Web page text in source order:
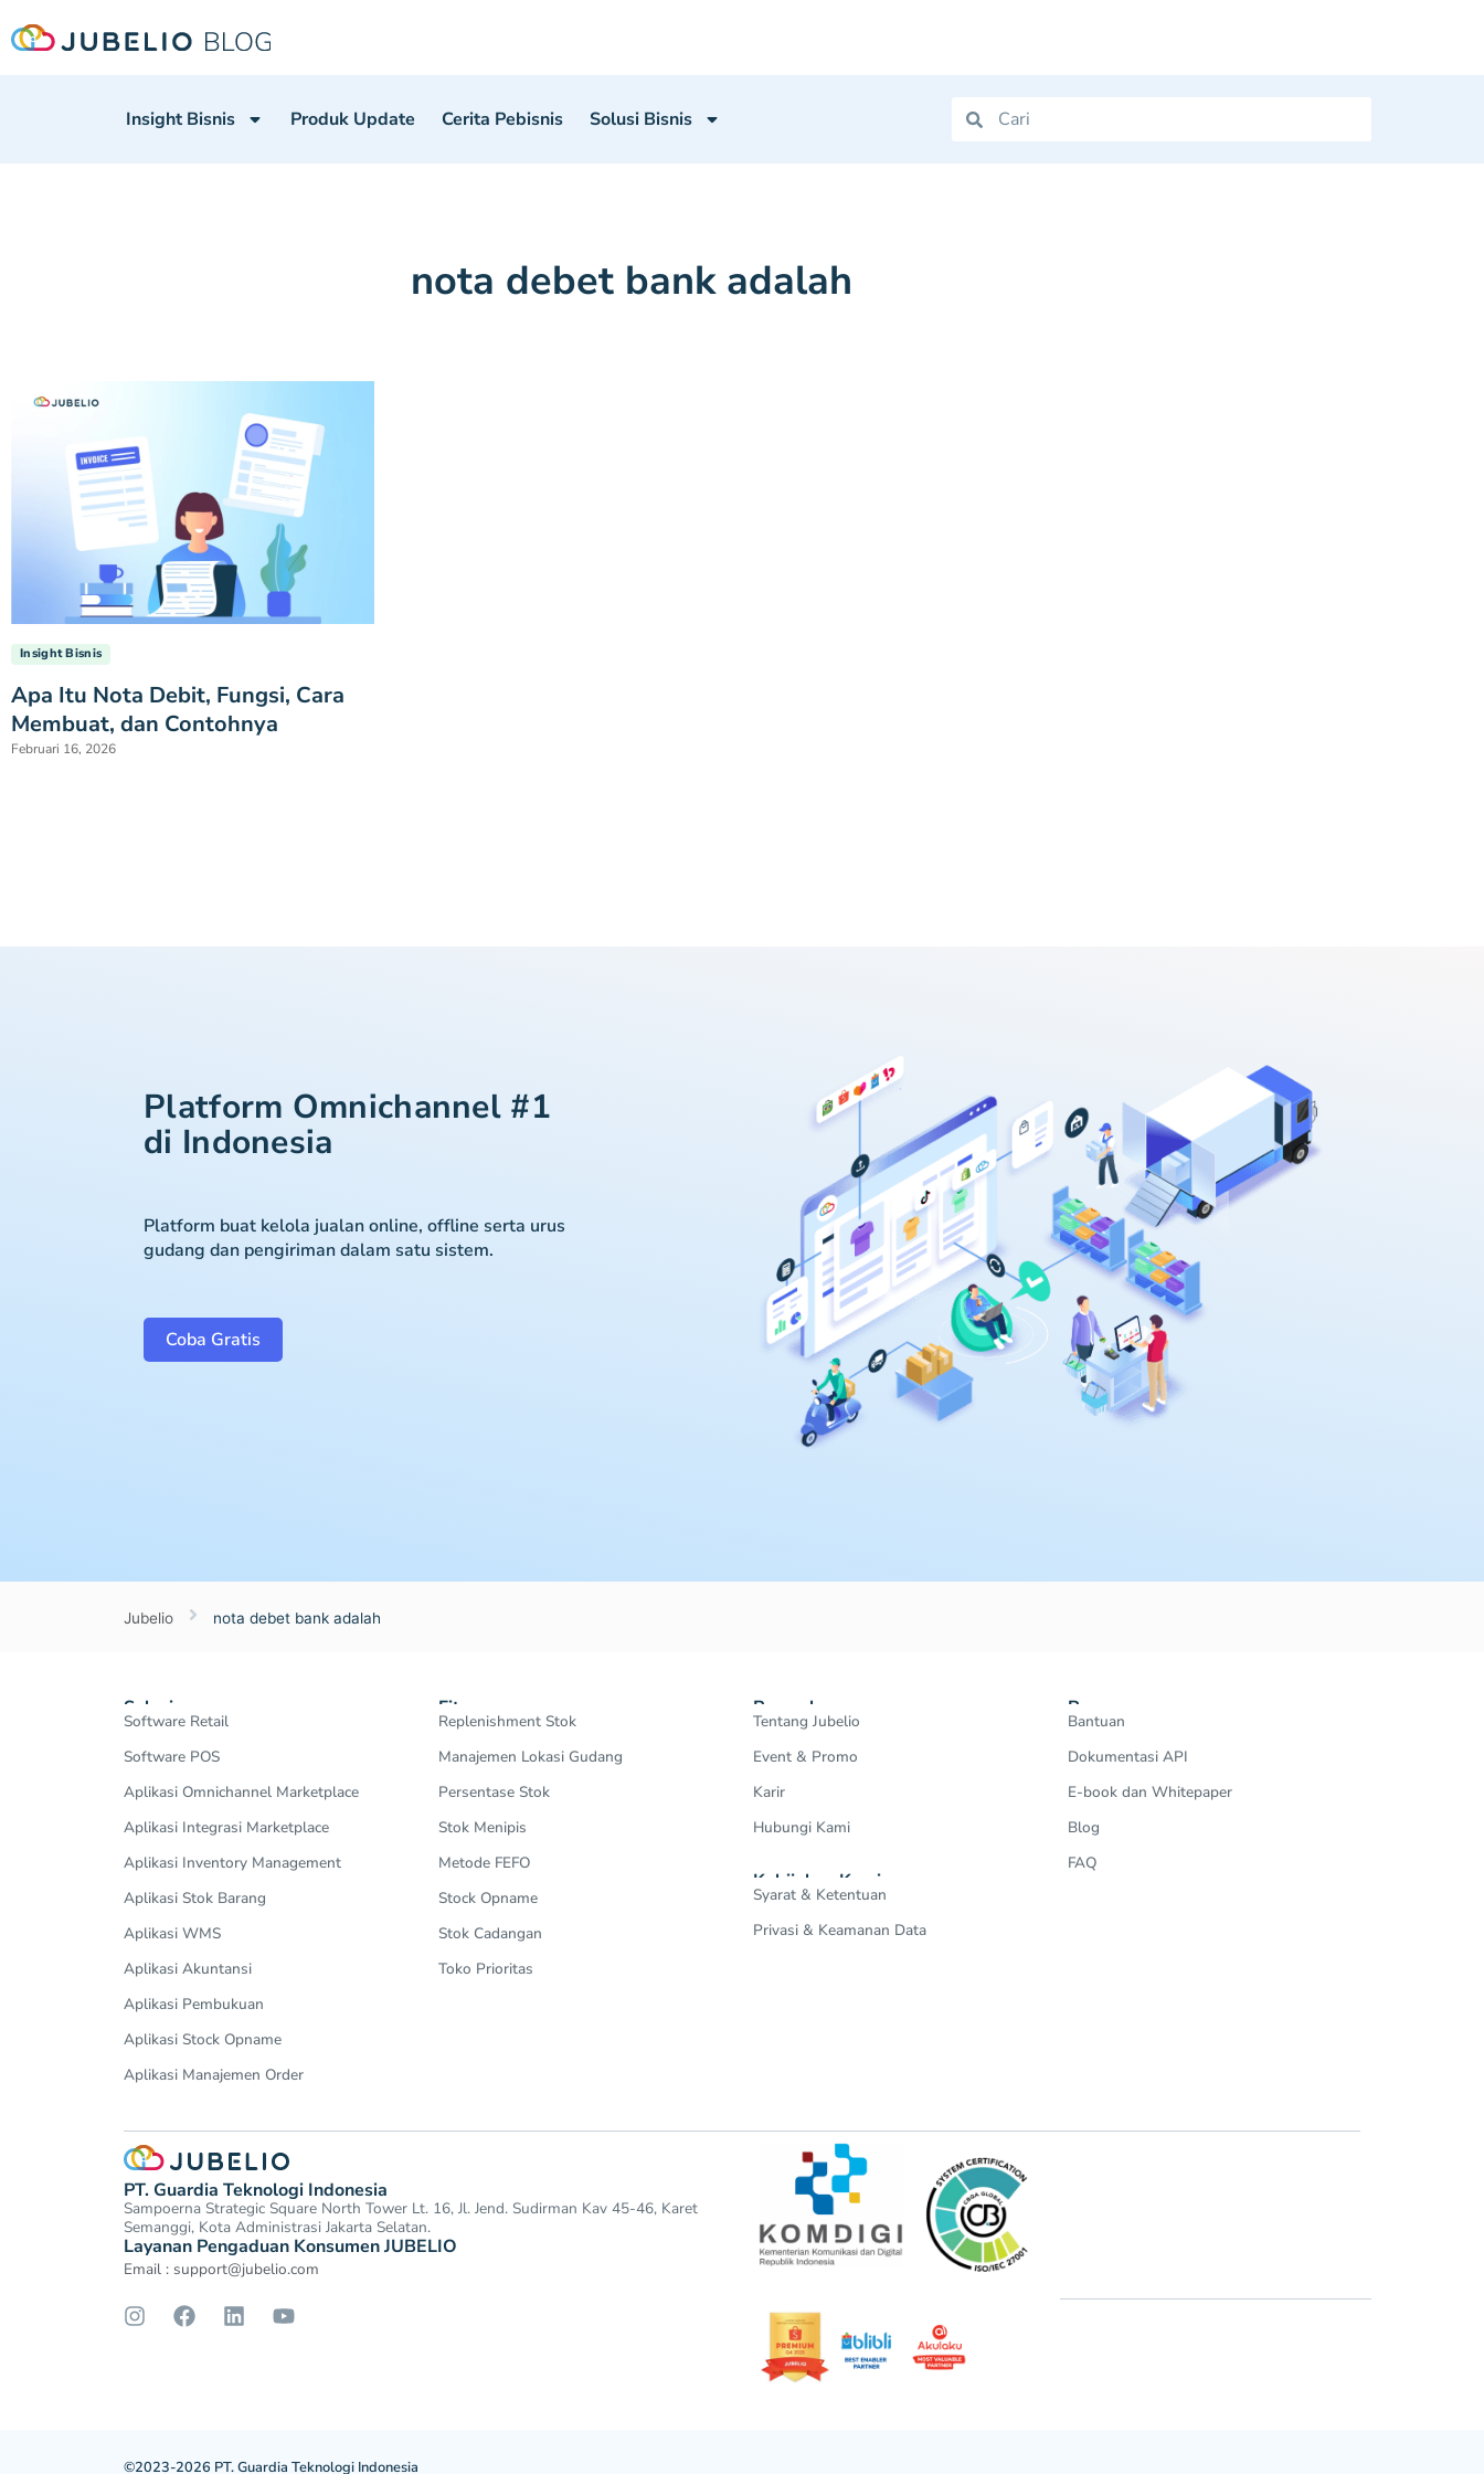
Insight Bisnis Produk Update Cerita Pebisnis Solusi Bisnis
nota debet bank adalah
Insight Bisnis
Apa Itu Nota Debit, Fungsi, Cara
Membuat, dan Contohnya
Februari 16, 2026
Platform Omnichannel #1
di Indonesia
Platform buat kelola jualan online, offline serta urus
gudang dan pengiriman dalam satu sistem.
Coba Gratis
Jubelio nota debet bank adalah
Solusi
Software Retail
Software POS
Aplikasi Omnichannel Marketplace
Aplikasi Integrasi Marketplace
Aplikasi Inventory Management
Aplikasi Stok Barang
Aplikasi WMS
Aplikasi Akuntansi
Aplikasi Pembukuan
Aplikasi Stock Opname
Aplikasi Manajemen Order
Fitur
Replenishment Stok
Manajemen Lokasi Gudang
Persentase Stok
Stok Menipis
Metode FEFO
Stock Opname
Stok Cadangan
Toko Prioritas
Perusahaan
Tentang Jubelio
Event & Promo
Karir
Hubungi Kami
Kebijakan Kami
Syarat & Ketentuan
Privasi & Keamanan Data
Resources
Bantuan
Dokumentasi API
E-book dan Whitepaper
Blog
FAQ
PT. Guardia Teknologi Indonesia
Sampoerna Strategic Square North Tower Lt. 16, Jl. Jend. Sudirman Kav 45-46, Karet
Semanggi, Kota Administrasi Jakarta Selatan.
Layanan Pengaduan Konsumen JUBELIO
Email : support@jubelio.com
©2023-2026 PT. Guardia Teknologi Indonesia